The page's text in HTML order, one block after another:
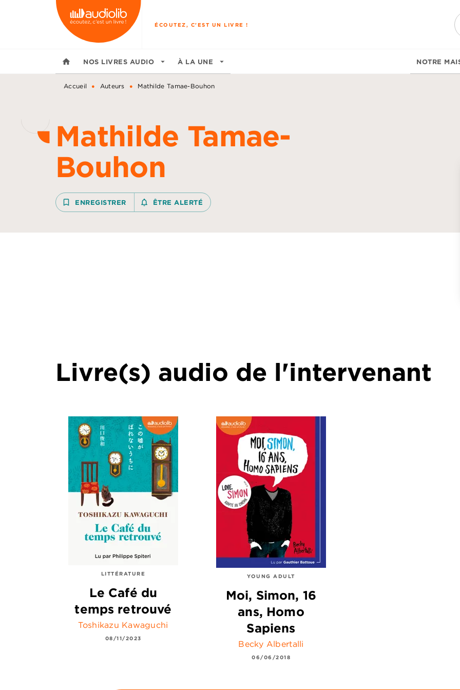
MENU RECHERCHE
ÉCOUTEZ, C'EST UN LIVRE !
home NOS LIVRES AUDIO arrow_drop_down À LA UNE arrow_drop_down NOTRE
Accueil • Auteurs • Mathilde Tamae-Bouhon
Mathilde Tamae-
Bouhon
bookmark_border ENREGISTRER notifications_none_outlined
ÊTRE ALERTÉ
Livre(s) audio de l'intervenant
LITTÉRATURE
Le Café du
temps retrouvé
Toshikazu Kawaguchi
08/11/2023
YOUNG ADULT
Moi, Simon, 16
ans, Homo
Sapiens
Becky Albertalli
06/06/2018